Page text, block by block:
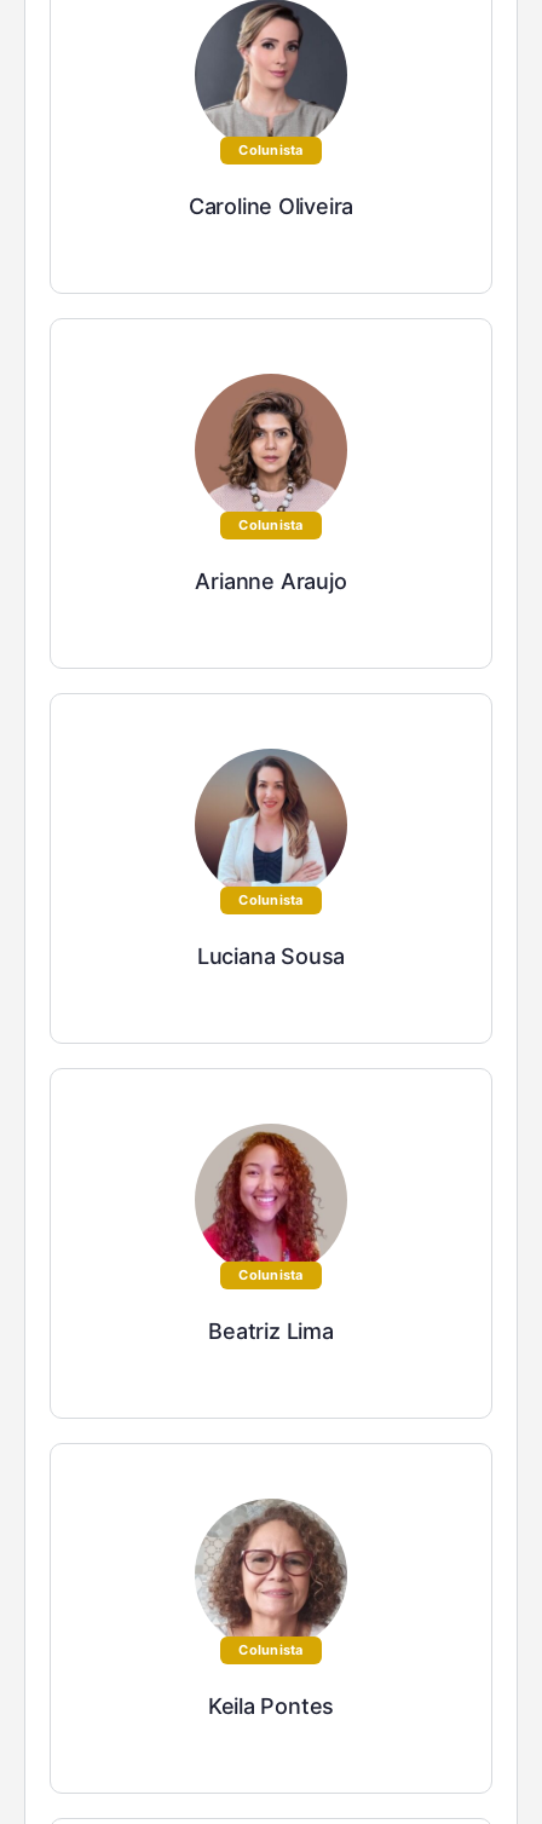
Colunista
Caroline Oliveira
Colunista
Arianne Araujo
Colunista
Luciana Sousa
Colunista
Beatriz Lima
Colunista
Keila Pontes